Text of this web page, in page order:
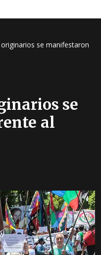
se manifestaron
se
al